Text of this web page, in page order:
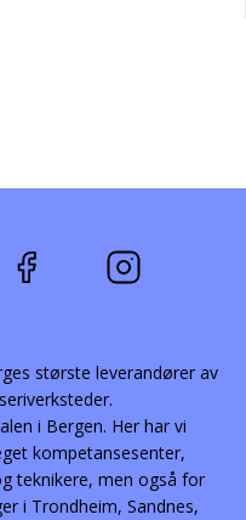
største leverandører av
i Bergen. Her har vi
kompetansesenter,
teknikere, men også for
i Trondheim, Sandnes,